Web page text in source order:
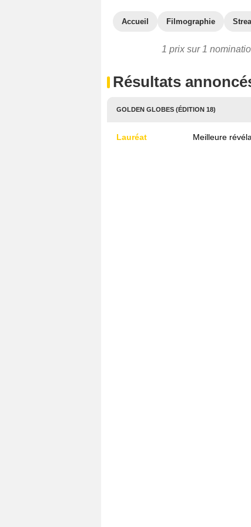
Accueil Filmographie
1 prix sur 1
Résultats
GOLDEN GLOBES (ÉDITION 18)
Lauréat Meilleure